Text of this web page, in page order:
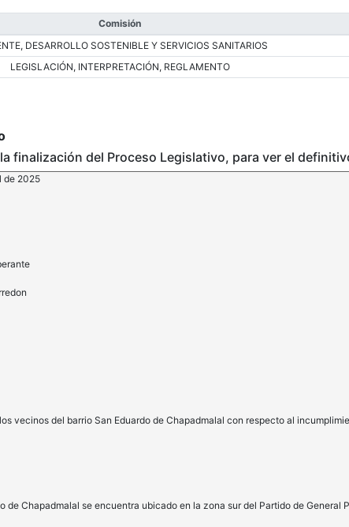
Comisión
DESARROLLO SOSTENIBLE Y SERVICIOS SANITARIOS
LEGISLACIÓN, INTERPRETACIÓN, REGLAMENTO
finalización del Proceso Legislativo, para ver el
de 2025
vecinos del barrio San Eduardo de Chapadmalal con respecto al
de Chapadmalal se encuentra ubicado en la zona sur del Partido de General